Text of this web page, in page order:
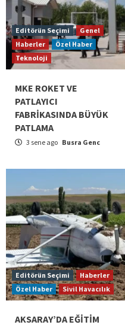
Editörün Seçimi
Genel
Haberler
Özel Haber
Teknoloji
MKE ROKET VE
PATLAYICI
FABRİKASINDA BÜYÜK
PATLAMA
3 sene ago Busra Genc
Editörün Seçimi
Haberler
Özel Haber
Sivil Havacılık
AKSARAY’DA EĞİTİM